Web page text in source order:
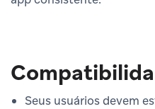
Seus usuários devem